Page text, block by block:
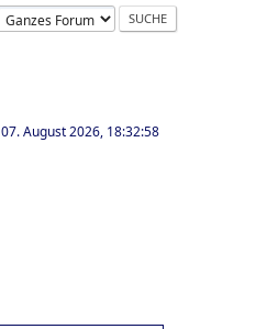
07. August 2026, 18:32:58